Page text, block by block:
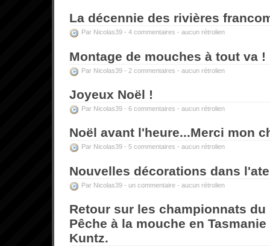
La décennie des rivières
Par Nicolas39 - 4 commentaires - aucun rétrolien
Montage de mouches à tout va !
Par Nicolas39 - 2 commentaires - aucun rétrolien
Joyeux Noël !
Par Nicolas39 - 6 commentaires - aucun rétrolien
Noël avant l'heure...Merci mon
Par Nicolas39 - 5 commentaires - aucun rétrolien
Nouvelles décorations dans
Par Nicolas39 - un commentaire - aucun rétrolien
Retour sur les championnats du
Pêche à la mouche en
Kuntz.